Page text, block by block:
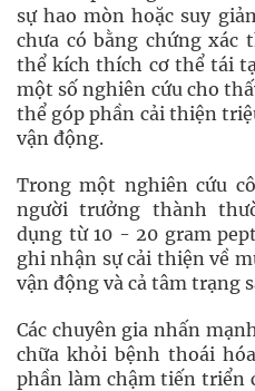
sự hao mòn hoặc suy
chưa có bằng chứng xác
thể kích thích cơ thể tái
một số nghiên cứu cho
thể góp phần cải thiện
vận động.
Trong một nghiên cứu
người trưởng thành
dụng từ 10 - 20 gram
ghi nhận sự cải thiện về
vận động và cả tâm trạng
Các chuyên gia nhấn
chữa khỏi bệnh thoái
phần làm chậm tiến triển